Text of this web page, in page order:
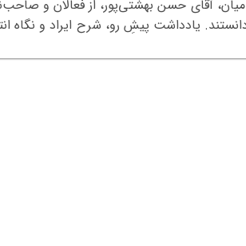
میان، آقای حسن بهشتی‌پور، از فعالان و
یادداشت پیشِ رو، شرح ایراد و نگاه